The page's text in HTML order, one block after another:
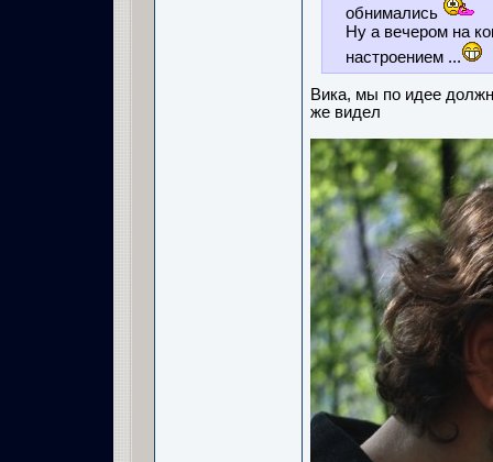
обнимались
Ну а вечером на
настроением ...
Вика, мы по идее
же видел